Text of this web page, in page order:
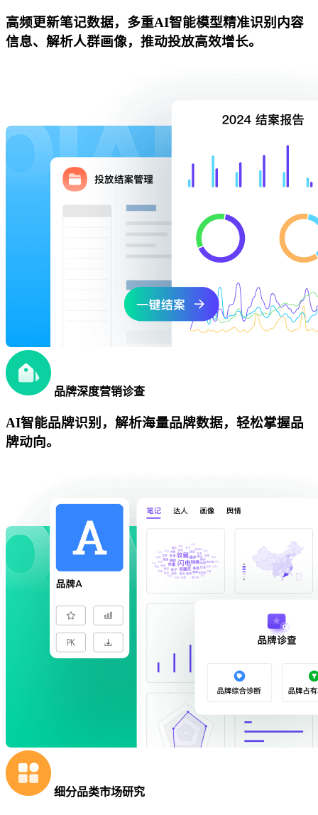
高频更新笔记数据，多重AI智能模型精准识别内容
信息、解析人群画像，推动投放高效增长。
品牌深度营销诊查
AI智能品牌识别，解析海量品牌数据，轻松掌握品
牌动向。
细分品类市场研究